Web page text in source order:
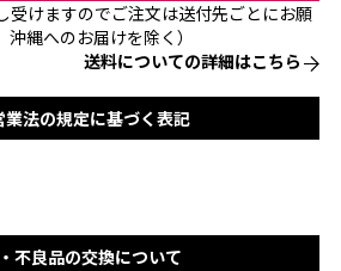
受けますのでご注文は送付先ごとにお願
縄へのお届けを除く）
送料についての詳細はこちら
業法の規定に基づく表記
不良品の交換について